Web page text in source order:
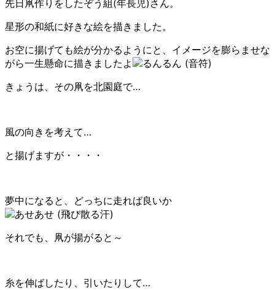
先日凧作りをしたぞう組(年長児)さん。
星形の和紙に好きな絵を描きました。
お空に揚げても絵が分かるようにと、イメージを膨らませな
がら一生懸命に描きましたよ
きょうは、その凧を北園庭で…
風の向きを考えて…
と揚げますが・・・・
夢中になると、どっちに走れば良いか
それでも、凧が揚がると～
糸を伸ばしたり、引いたりして…